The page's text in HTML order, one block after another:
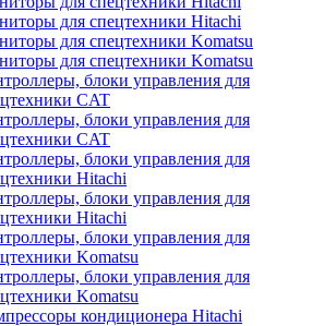
для спецтехники Hitachi
для спецтехники Komatsu
для спецтехники Komatsu
блоки управления для
CAT
блоки управления для
CAT
блоки управления для
Hitachi
блоки управления для
Hitachi
блоки управления для
Komatsu
блоки управления для
Komatsu
кондиционера Hitachi